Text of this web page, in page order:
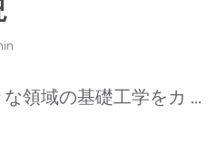
領域の基礎工学をカ …